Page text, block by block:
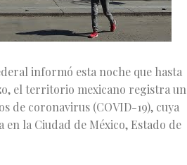
informó esta noche que hasta
el territorio mexicano registra un
de coronavirus (COVID-19), cuya
la Ciudad de México, Estado de